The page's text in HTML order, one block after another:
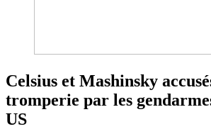
Celsius et Mashinsky
tromperie par les
US